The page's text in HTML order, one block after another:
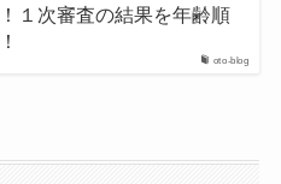
oto-blog
１次審査の結果を年齢順